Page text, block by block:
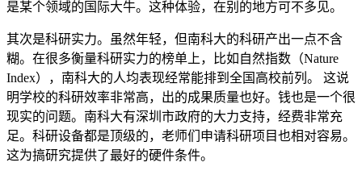
是某个领域的国际大牛。这种体验，在别的地方可不多见。
其次是科研实力。虽然年轻，但南科大的科研产出一点不含
糊。在很多衡量科研实力的榜单上，比如自然指数（Nature
Index），南科大的人均表现经常能排到全国高校前列。 这说
明学校的科研效率非常高，出的成果质量也好。钱也是一个很
现实的问题。南科大有深圳市政府的大力支持，经费非常充
足。科研设备都是顶级的，老师们申请科研项目也相对容易。
这为搞研究提供了最好的硬件条件。